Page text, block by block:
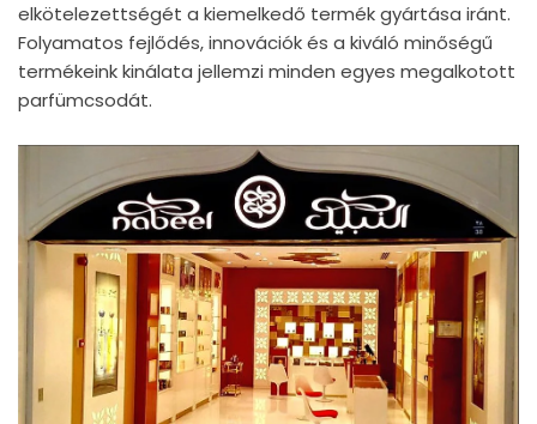
elkötelezettségét a kiemelkedő termék gyártása iránt.
Folyamatos fejlődés, innovációk és a kiváló minőségű
termékeink kinálata jellemzi minden egyes megalkotott
parfümcsodát.